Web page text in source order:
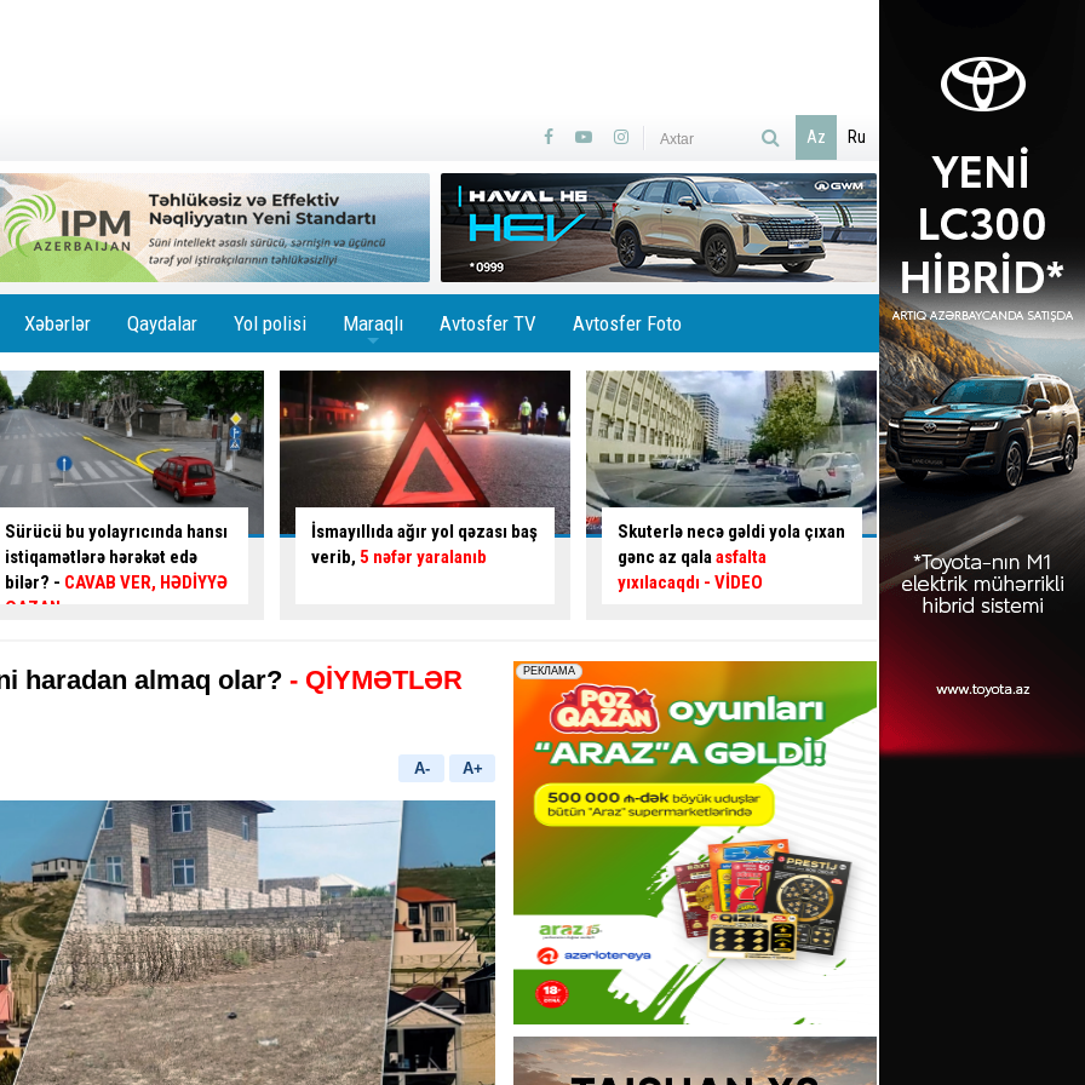
Az Ru
Xəbərlər Qaydalar Yol polisi Maraqlı Avtosfer TV Avtosfer Foto
İsmayıllıda ağır yol qəzası baş
verib,5 nəfər yaralanıb
Skuterlə necə gəldi yola çıxan
gənc az qalaasfalta
İsti hava avtomobilə necə
təsir edir? –Usta AÇIQLADI
Ölümlə yadda qalan
təhlükəli ötmə -
şəraiti yaratdı-
haradan almaq olar? - QİYMƏTLƏR
A- A+